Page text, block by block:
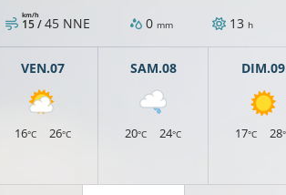
15 /
km/h 45 NNE 0 mm 13 h
VEN.07
16°C 26°C
SAM.08
20°C 24°C
DIM.09
17°C 28